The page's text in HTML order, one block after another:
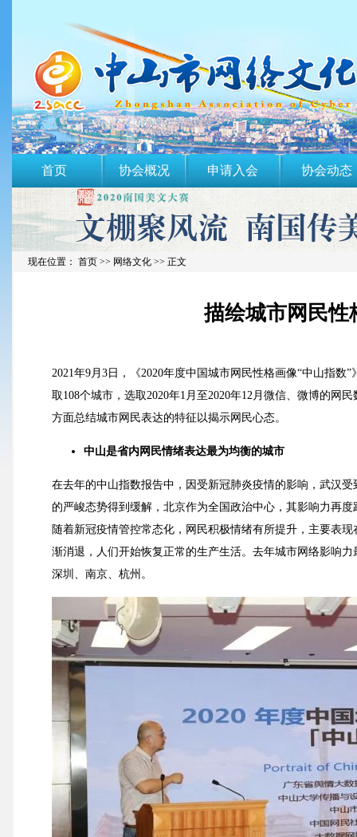
首页 协会概况 申请入会 协会动态
现在位置： 首页 >> 网络文化 >> 正文
描绘城市网民性
2021年9月3日，《2020年度中国城市网民性格画像“中山指
取108个城市，选取2020年1月至2020年12月微信、微博的网
方面总结城市网民表达的特征以揭示网民心态。
中山是省内网民情绪表达最为均衡的城市
在去年的中山指数报告中，因受新冠肺炎疫情的影响，武汉
的严峻态势得到缓解，北京作为全国政治中心，其影响力再
随着新冠疫情管控常态化，网民积极情绪有所提升，主要表
渐消退，人们开始恢复正常的生产生活。去年城市网络影响
深圳、南京、杭州。